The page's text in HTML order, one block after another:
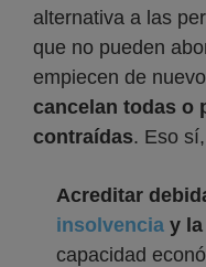
alternativa a las
que no pueden
empiecen de
cancelan todas o
contraídas. Eso
Acreditar
insolvencia y
capacidad